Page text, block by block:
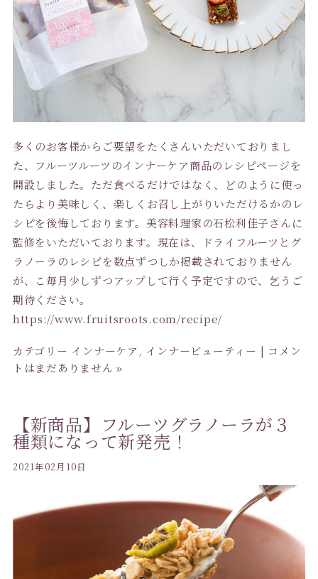
多くのお客様からご要望をたくさんいただいておりまし
た、フルーツルーツのインナーケア商品のレシピページを
開設しました。ただ食べるだけではなく、どのように使っ
たらより美味しく、楽しくお召し上がりいただけるかのレ
シピを後悔しております。美容料理家の石松利佳子さんに
監修をいただいております。現在は、ドライフルーツとグ
ラノーラのレシピを数点ずつしか掲載されておりません
が、こ毎月少しずつアップして行く予定ですので、乞うご
期待ください。
https://www.fruitsroots.com/recipe/
カテゴリー インナーケア, インナービューティー | コメン
トはまだありません »
【新商品】フルーツグラノーラが３
種類になって新発売！
2021年02月10日